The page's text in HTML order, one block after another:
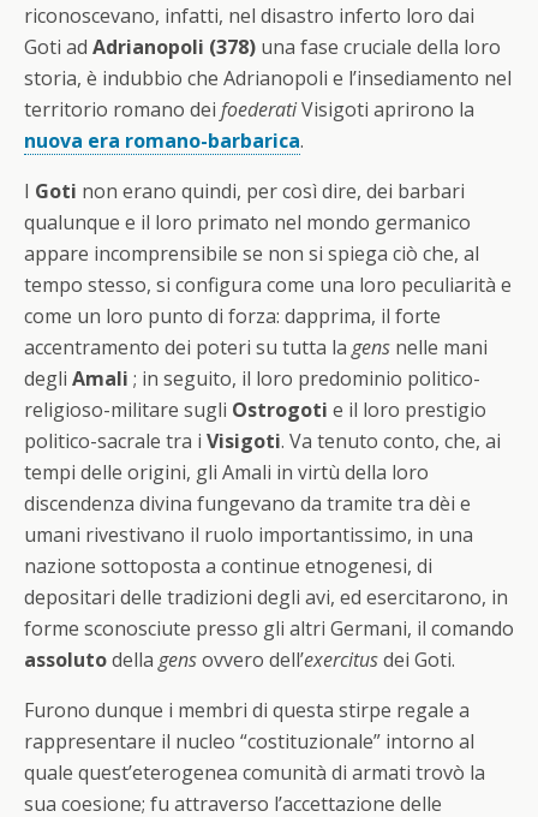
riconoscevano, infatti, nel disastro inferto loro dai
Goti ad Adrianopoli (378) una fase cruciale della loro
storia, è indubbio che Adrianopoli e l’insediamento nel
territorio romano dei foederatiVisigoti aprirono la
nuova era romano-barbarica.
I Goti non erano quindi, per così dire, dei barbari
qualunque e il loro primato nel mondo germanico
appare incomprensibile se non si spiega ciò che, al
tempo stesso, si configura come una loro peculiarità e
come un loro punto di forza: dapprima, il forte
accentramento dei poteri su tutta la gens nelle mani
degli Amali ; in seguito, il loro predominio politico-
religioso-militare sugli Ostrogoti e il loro prestigio
politico-sacrale tra i Visigoti. Va tenuto conto, che, ai
tempi delle origini, gli Amali in virtù della loro
discendenza divina fungevano da tramite tra dèi e
umani rivestivano il ruolo importantissimo, in una
nazione sottoposta a continue etnogenesi, di
depositari delle tradizioni degli avi, ed esercitarono, in
forme sconosciute presso gli altri Germani, il comando
assolutodella gensovvero dell’exercitusdei Goti.
Furono dunque i membri di questa stirpe regale a
rappresentare il nucleo “costituzionale” intorno al
quale quest’eterogenea comunità di armati trovò la
sua coesione; fu attraverso l’accettazione delle